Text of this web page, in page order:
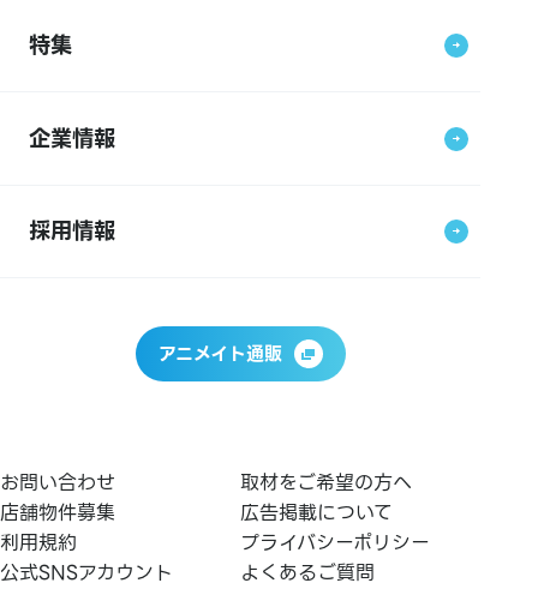
特集
企業情報
採用情報
アニメイト通販
お問い合わせ
取材をご希望の方へ
店舗物件募集
広告掲載について
利用規約
プライバシーポリシー
公式SNSアカウント
よくあるご質問